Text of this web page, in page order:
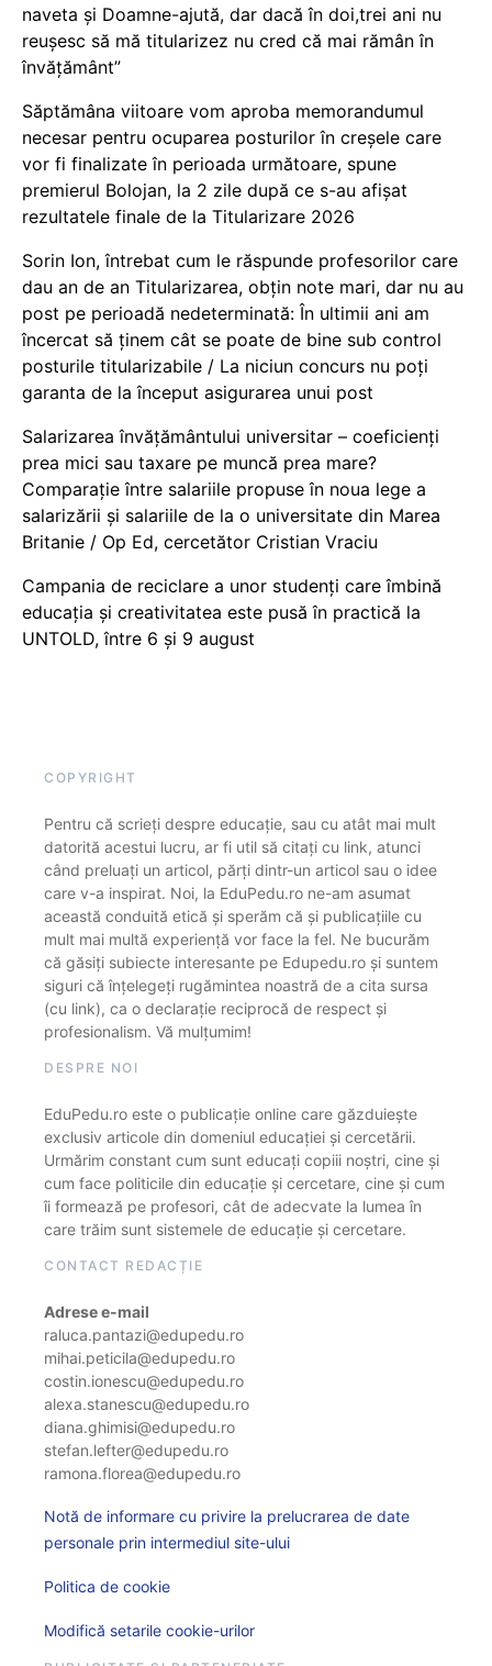
naveta și Doamne-ajută, dar dacă în doi,trei ani nu
reușesc să mă titularizez nu cred că mai rămân în
învățământ”
Săptămâna viitoare vom aproba memorandumul
necesar pentru ocuparea posturilor în creșele care
vor fi finalizate în perioada următoare, spune
premierul Bolojan, la 2 zile după ce s-au afișat
rezultatele finale de la Titularizare 2026
Sorin Ion, întrebat cum le răspunde profesorilor care
dau an de an Titularizarea, obțin note mari, dar nu au
post pe perioadă nedeterminată: În ultimii ani am
încercat să ținem cât se poate de bine sub control
posturile titularizabile / La niciun concurs nu poți
garanta de la început asigurarea unui post
Salarizarea învățământului universitar – coeficienți
prea mici sau taxare pe muncă prea mare?
Comparație între salariile propuse în noua lege a
salarizării și salariile de la o universitate din Marea
Britanie / Op Ed, cercetător Cristian Vraciu
Campania de reciclare a unor studenți care îmbină
educația și creativitatea este pusă în practică la
UNTOLD, între 6 și 9 august
COPYRIGHT
Pentru că scrieți despre educație, sau cu atât mai mult
datorită acestui lucru, ar fi util să citați cu link, atunci
când preluați un articol, părți dintr-un articol sau o idee
care v-a inspirat. Noi, la EduPedu.ro ne-am asumat
această conduită etică și sperăm că și publicațiile cu
mult mai multă experiență vor face la fel. Ne bucurăm
că găsiți subiecte interesante pe Edupedu.ro și suntem
siguri că înțelegeți rugămintea noastră de a cita sursa
(cu link), ca o declarație reciprocă de respect și
profesionalism. Vă mulțumim!
DESPRE NOI
EduPedu.ro este o publicație online care găzduiește
exclusiv articole din domeniul educației și cercetării.
Urmărim constant cum sunt educați copiii noștri, cine și
cum face politicile din educație și cercetare, cine și cum
îi formează pe profesori, cât de adecvate la lumea în
care trăim sunt sistemele de educație și cercetare.
CONTACT REDACȚIE
Adrese e-mail
raluca.pantazi@edupedu.ro
mihai.peticila@edupedu.ro
costin.ionescu@edupedu.ro
alexa.stanescu@edupedu.ro
diana.ghimisi@edupedu.ro
stefan.lefter@edupedu.ro
ramona.florea@edupedu.ro
Notă de informare cu privire la prelucrarea de date
personale prin intermediul site-ului
Politica de cookie
Modifică setarile cookie-urilor